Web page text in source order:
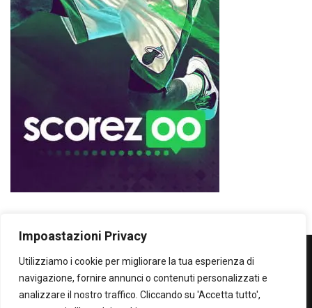
Impoastazioni Privacy
Utilizziamo i cookie per migliorare la tua esperienza di
navigazione, fornire annunci o contenuti personalizzati e
analizzare il nostro traffico. Cliccando su 'Accetta tutto',
WOWOWOW
SOLO IL MEGLIO...SECONDO ME!